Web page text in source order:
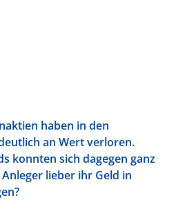
haben in den
an Wert verloren.
konnten sich dagegen ganz
lieber ihr Geld in